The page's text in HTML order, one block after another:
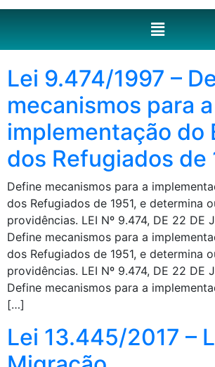
Lei 9.474/1997 –
mecanismos para a
implementação do
dos Refugiados de
Define mecanismos para a
dos Refugiados de 1951, e determina
providências. LEI Nº 9.474, DE 22 DE
Define mecanismos para a
dos Refugiados de 1951, e determina
providências. LEI Nº 9.474, DE 22 DE
Define mecanismos para a
[…]
Lei 13.445/2017 –